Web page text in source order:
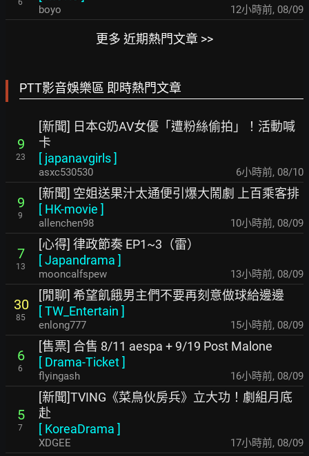
6
boyo 12小時前, 08/09
更多 近期熱門文章 >>
PTT影音娛樂區 即時熱門文章
9
23
[新聞] 日本G奶AV女優「遭粉絲偷拍」！活動喊
卡
[ japanavgirls]
asxc530530 6小時前, 08/10
9
9
[新聞] 空姐送果汁太通便引爆大鬧劇 上百乘客排
[ HK-movie ]
allenchen98 10小時前, 08/09
7
13
[心得] 律政節奏 EP1~3（雷）
[Japandrama ]
mooncalfspew 13小時前, 08/09
30
85
[閒聊] 希望飢餓男主們不要再刻意做球給邊邊
[TW_Entertain ]
enlong777 15小時前, 08/09
6
6
[售票] 合售 8/11 aespa + 9/19 Post Malone
[ Drama-Ticket]
flyingash 16小時前, 08/09
5
7
[新聞]TVING《菜鳥伙房兵》立大功！劇組月底
赴
[ KoreaDrama ]
XDGEE 17小時前, 08/09